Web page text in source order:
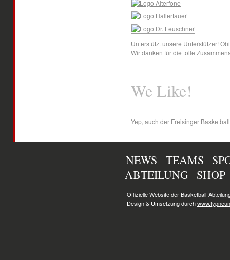
Unterstützt unsere Unterstützer!
Wir danken für die tolle
We Like!
Yep, auch der Freisinger
NEWS TEAMS
ABTEILUNG SHOP
Offizielle Website der Basketball-
Design & Umsetzung durch